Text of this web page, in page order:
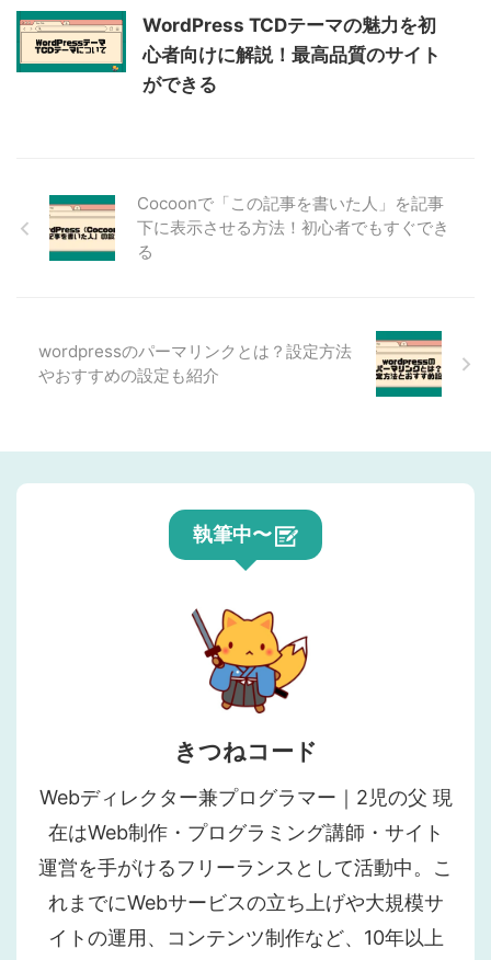
WordPress TCDテーマの魅力を初
心者向けに解説！最高品質のサイト
ができる
Cocoonで「この記事を書いた人」を記事
下に表示させる方法！初心者でもすぐでき
る
wordpressのパーマリンクとは？設定方法
やおすすめの設定も紹介
執筆中〜
きつねコード
Webディレクター兼プログラマー｜2児の父 現
在はWeb制作・プログラミング講師・サイト
運営を手がけるフリーランスとして活動中。こ
れまでにWebサービスの立ち上げや大規模サ
イトの運用、コンテンツ制作など、10年以上